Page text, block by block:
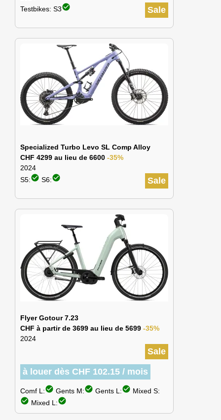
Sale
Testbikes: S3check_circle
Specialized Turbo Levo SL Comp Alloy
CHF 4299 au lieu de 6600 -35%
2024
Sale
S5:check_circle S6:check_circle
Flyer Gotour 7.23
CHF à partir de 3699 au lieu de 5699 -35%
2024
Sale
à louer dès CHF 102.15 / mois
Comf L:check_circle Gents M:check_circle Gents L:check_circle Mixed S:
check_circle Mixed L:check_circle